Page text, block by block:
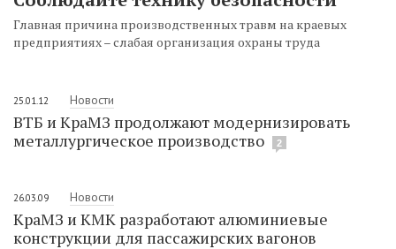
Главная причина производственных травм на краевых
предприятиях – слабая организация охраны труда
25.01.12 Новости
ВТБ и КраМЗ продолжают модернизировать
металлургическое производство
2
26.03.09 Новости
КраМЗ и КМК разработают алюминиевые
конструкции для пассажирских вагонов